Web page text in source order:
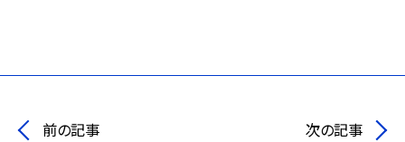
前の記事 次の記事